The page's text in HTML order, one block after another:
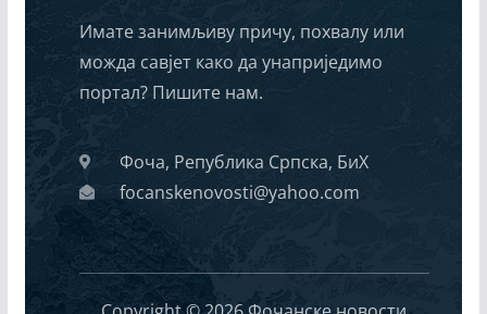
Имате занимљиву причу, похвалу или
можда савјет како да унаприједимо
портал? Пишите нам.
Фоча, Република Српска, БиХ
focanskenovosti@yahoo.com